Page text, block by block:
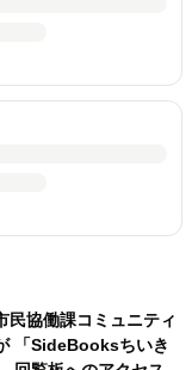
民協働課コミュニティ
「SideBooksちいき